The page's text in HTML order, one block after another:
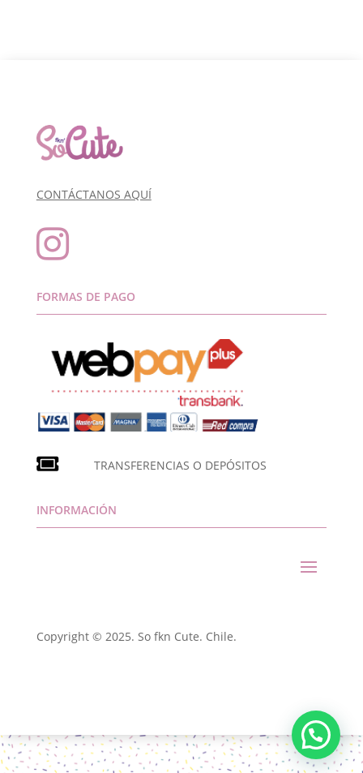
CONTÁCTANOS AQUÍ

FORMAS DE PAGO
TRANSFERENCIAS O DEPÓSITOS
INFORMACIÓN
Copyright © 2025. So fkn Cute. Chile.